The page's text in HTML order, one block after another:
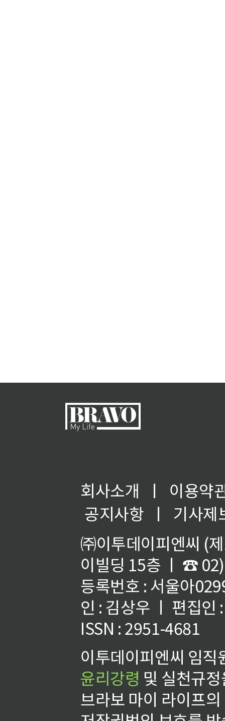
회사소개 ㅣ
이용약
공지사항
ㅣ
기사제
㈜이투데이피엔씨 (
이빌딩 15층 ㅣ ☎
등록번호 : 서울아
인 : 김상우 ㅣ 편집인
ISSN : 2951-4681
이투데이피엔씨 임
윤리강령 및 실천규
브라보 마이 라이프